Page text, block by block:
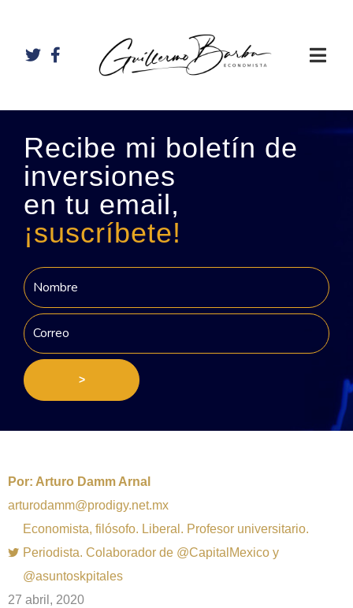
Recibe mi boletín de
inversiones
en tu email,
¡suscríbete!
>
Por: Arturo Damm Arnal
arturodamm@prodigy.net.mx
Economista, filósofo. Liberal. Profesor universitario.
Periodista. Colaborador de @CapitalMexico y
@asuntoskpitales
27 abril, 2020